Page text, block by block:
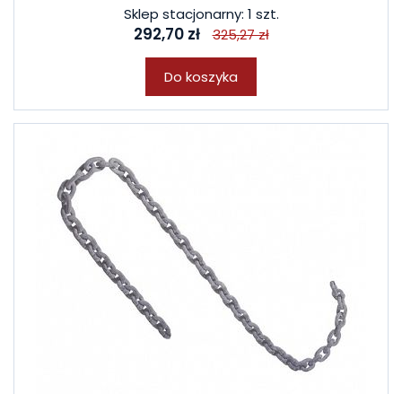
Sklep stacjonarny: 1 szt.
292,70 zł 325,27 zł
Do koszyka